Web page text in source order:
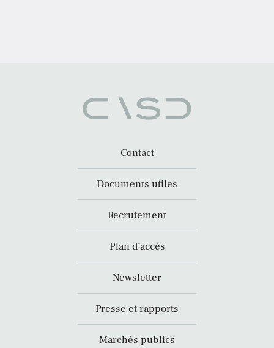
Contact
Documents utiles
Recrutement
Plan d’accès
Newsletter
Presse et rapports
Marchés publics